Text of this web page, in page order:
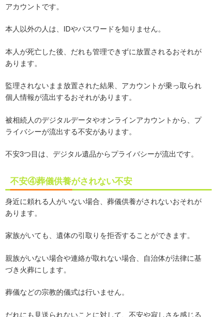
アカウントです。
本人以外の人は、IDやパスワードを知りません。
本人が死亡した後、だれも管理できずに放置されるおそれが
あります。
監理されないまま放置された結果、アカウントが乗っ取られ
個人情報が流出するおそれがあります。
被相続人のデジタルデータやオンラインアカウントから、プ
ライバシーが流出する不安があります。
不安3つ目は、デジタル遺品からプライバシーが流出です。
不安④葬儀供養がされない不安
身近に頼れる人がいない場合、葬儀供養がされないおそれが
あります。
家族がいても、遺体の引取りを拒否することができます。
親族がいない場合や連絡が取れない場合、自治体が法律に基
づき火葬にします。
葬儀などの宗教的儀式は行いません。
だれにも見送られないことに対して、不安や寂しさを感じる